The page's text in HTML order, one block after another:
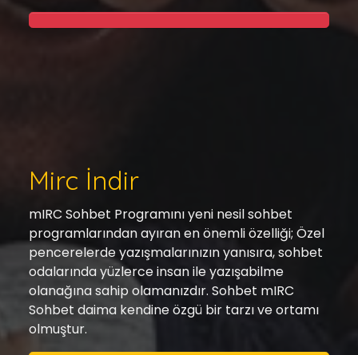
Mirc İndir
mIRC Sohbet Programını yeni nesil sohbet
programlarından ayıran en önemli özelliği; Özel
pencerelerde yazışmalarınızın yanısıra, sohbet
odalarında yüzlerce insan ile yazışabilme
olanağına sahip olamanızdır. Sohbet mIRC
Sohbet daima kendine özgü bir tarzı ve ortamı
olmuştur.